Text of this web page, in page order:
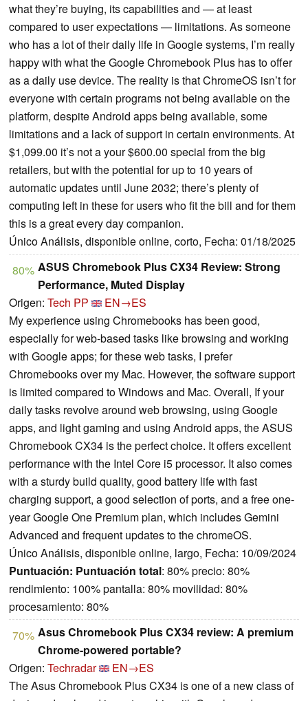
what they’re buying, its capabilities and — at least
compared to user expectations — limitations. As someone
who has a lot of their daily life in Google systems, I’m really
happy with what the Google Chromebook Plus has to offer
as a daily use device. The reality is that ChromeOS isn’t for
everyone with certain programs not being available on the
platform, despite Android apps being available, some
limitations and a lack of support in certain environments. At
$1,099.00 it’s not a your $600.00 special from the big
retailers, but with the potential for up to 10 years of
automatic updates until June 2032; there’s plenty of
computing left in these for users who fit the bill and for them
this is a great every day companion.
Único Análisis, disponible online, corto, Fecha: 01/18/2025
80% ASUS Chromebook Plus CX34 Review: Strong
Performance, Muted Display
Origen: Tech PP
EN→ES
My experience using Chromebooks has been good,
especially for web-based tasks like browsing and working
with Google apps; for these web tasks, I prefer
Chromebooks over my Mac. However, the software support
is limited compared to Windows and Mac. Overall, If your
daily tasks revolve around web browsing, using Google
apps, and light gaming and using Android apps, the ASUS
Chromebook CX34 is the perfect choice. It offers excellent
performance with the Intel Core i5 processor. It also comes
with a sturdy build quality, good battery life with fast
charging support, a good selection of ports, and a free one-
year Google One Premium plan, which includes Gemini
Advanced and frequent updates to the chromeOS.
Único Análisis, disponible online, largo, Fecha: 10/09/2024
Puntuación: Puntuación total: 80% precio: 80%
rendimiento: 100% pantalla: 80% movilidad: 80%
procesamiento: 80%
70% Asus Chromebook Plus CX34 review: A premium
Chrome-powered portable?
Origen: Techradar
EN→ES
The Asus Chromebook Plus CX34 is one of a new class of